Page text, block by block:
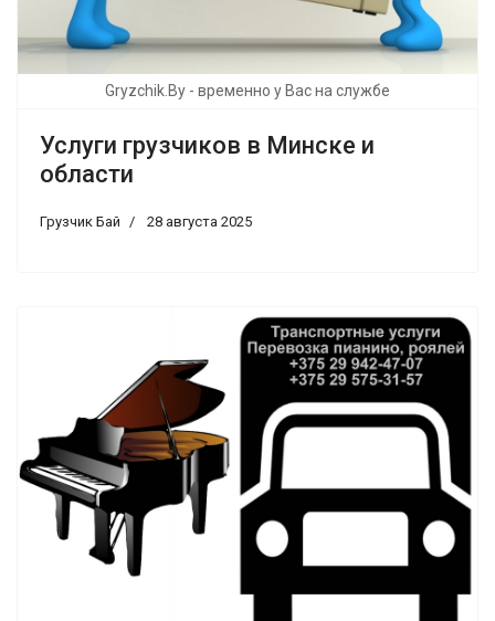
Gryzchik.By - временно у Вас на службе
Услуги грузчиков в Минске и
области
Грузчик Бай 28 августа 2025